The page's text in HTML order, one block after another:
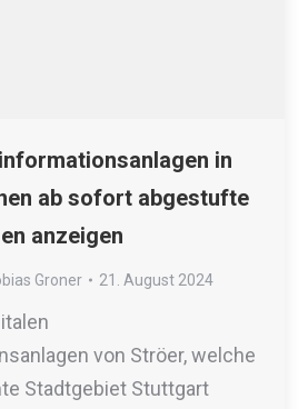
in
ab sofort abgestufte
anzeigen
Groner 21. August 2024
von Ströer, welche
Stadtgebiet Stuttgart